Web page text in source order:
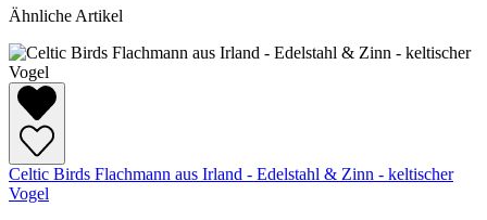
Ähnliche Artikel
Celtic Birds Flachmann aus Irland - Edelstahl & Zinn - keltischer
Vogel